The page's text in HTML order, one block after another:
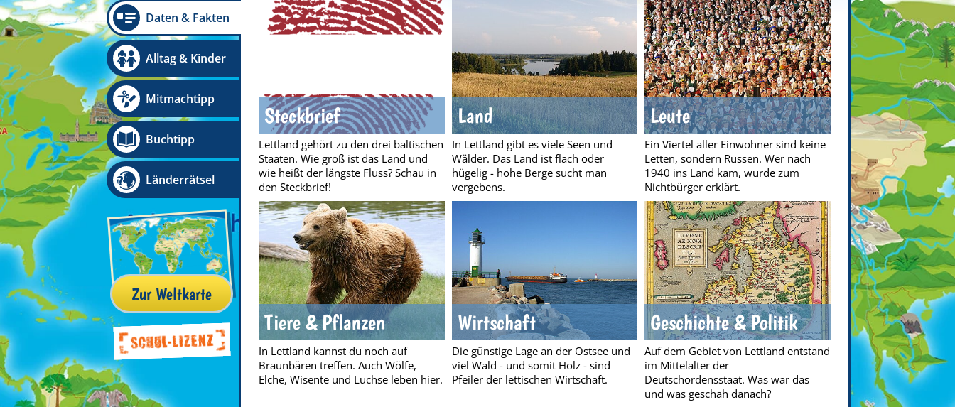
Daten & Fakten
Alltag & Kinder
Mitmachtipp
Buchtipp
Länderrätsel
Zur Weltkarte
Steckbrief
Lettland gehört zu den drei baltischen
Staaten. Wie groß ist das Land und
wie heißt der längste Fluss? Schau in
den Steckbrief!
Land
In Lettland gibt es viele Seen und
Wälder. Das Land ist flach oder
hügelig - hohe Berge sucht man
vergebens.
Leute
Ein Viertel aller Einwohner sind keine
Letten, sondern Russen. Wer nach
1940 ins Land kam, wurde zum
Nichtbürger erklärt.
Tiere & Pflanzen
In Lettland kannst du noch auf
Braunbären treffen. Auch Wölfe,
Elche, Wisente und Luchse leben hier.
Wirtschaft
Die günstige Lage an der Ostsee und
viel Wald - und somit Holz - sind
Pfeiler der lettischen Wirtschaft.
Geschichte & Politik
Auf dem Gebiet von Lettland entstand
im Mittelalter der
Deutschordensstaat. Was war das
und was geschah danach?